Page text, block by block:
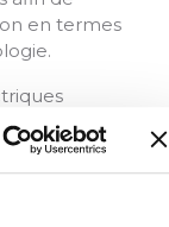
en termes
un
à conseiller